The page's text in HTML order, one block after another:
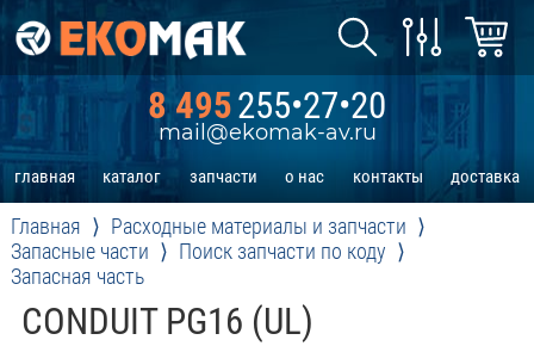
8 495255•27•20
mail@ekomak-av.ru
главная каталог запчасти о нас контакты доставка
Главная
Расходные материалы и запчасти
Запасные части
Поиск запчасти по коду
Запасная часть
CONDUIT PG16 (UL)